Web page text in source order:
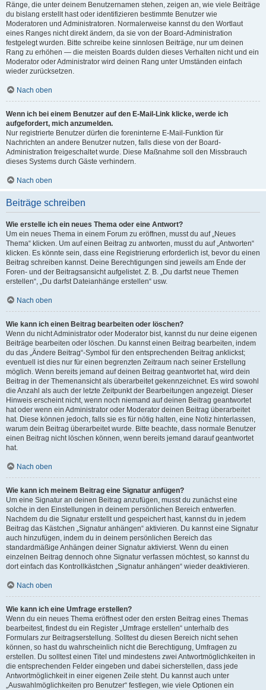
Ränge, die unter deinem Benutzernamen stehen, zeigen an, wie viele Beiträge
du bislang erstellt hast oder identifizieren bestimmte Benutzer wie
Moderatoren und Administratoren. Normalerweise kannst du den Wortlaut
eines Ranges nicht direkt ändern, da sie von der Board-Administration
festgelegt wurden. Bitte schreibe keine sinnlosen Beiträge, nur um deinen
Rang zu erhöhen — die meisten Boards dulden dieses Verhalten nicht und ein
Moderator oder Administrator wird deinen Rang unter Umständen einfach
wieder zurücksetzen.
Nach oben
Wenn ich bei einem Benutzer auf den E-Mail-Link klicke, werde ich
aufgefordert, mich anzumelden.
Nur registrierte Benutzer dürfen die foreninterne E-Mail-Funktion für
Nachrichten an andere Benutzer nutzen, falls diese von der Board-
Administration freigeschaltet wurde. Diese Maßnahme soll den Missbrauch
dieses Systems durch Gäste verhindern.
Nach oben
Beiträge schreiben
Wie erstelle ich ein neues Thema oder eine Antwort?
Um ein neues Thema in einem Forum zu eröffnen, musst du auf „Neues
Thema“ klicken. Um auf einen Beitrag zu antworten, musst du auf „Antworten“
klicken. Es könnte sein, dass eine Registrierung erforderlich ist, bevor du einen
Beitrag schreiben kannst. Deine Berechtigungen sind jeweils am Ende der
Foren- und der Beitragsansicht aufgelistet. Z. B. „Du darfst neue Themen
erstellen“, „Du darfst Dateianhänge erstellen“ usw.
Nach oben
Wie kann ich einen Beitrag bearbeiten oder löschen?
Wenn du nicht Administrator oder Moderator bist, kannst du nur deine eigenen
Beiträge bearbeiten oder löschen. Du kannst einen Beitrag bearbeiten, indem
du das „Ändere Beitrag“-Symbol für den entsprechenden Beitrag anklickst;
eventuell ist dies nur für einen begrenzten Zeitraum nach seiner Erstellung
möglich. Wenn bereits jemand auf deinen Beitrag geantwortet hat, wird dein
Beitrag in der Themenansicht als überarbeitet gekennzeichnet. Es wird sowohl
die Anzahl als auch der letzte Zeitpunkt der Bearbeitungen angezeigt. Dieser
Hinweis erscheint nicht, wenn noch niemand auf deinen Beitrag geantwortet
hat oder wenn ein Administrator oder Moderator deinen Beitrag überarbeitet
hat. Diese können jedoch, falls sie es für nötig halten, eine Notiz hinterlassen,
warum dein Beitrag überarbeitet wurde. Bitte beachte, dass normale Benutzer
einen Beitrag nicht löschen können, wenn bereits jemand darauf geantwortet
hat.
Nach oben
Wie kann ich meinem Beitrag eine Signatur anfügen?
Um eine Signatur an deinen Beitrag anzufügen, musst du zunächst eine
solche in den Einstellungen in deinem persönlichen Bereich entwerfen.
Nachdem du die Signatur erstellt und gespeichert hast, kannst du in jedem
Beitrag das Kästchen „Signatur anhängen“ aktivieren. Du kannst eine Signatur
auch hinzufügen, indem du in deinem persönlichen Bereich das
standardmäßige Anhängen deiner Signatur aktivierst. Wenn du einen
einzelnen Beitrag dennoch ohne Signatur verfassen möchtest, so kannst du
dort einfach das Kontrollkästchen „Signatur anhängen“ wieder deaktivieren.
Nach oben
Wie kann ich eine Umfrage erstellen?
Wenn du ein neues Thema eröffnest oder den ersten Beitrag eines Themas
bearbeitest, findest du ein Register „Umfrage erstellen“ unterhalb des
Formulars zur Beitragserstellung. Solltest du diesen Bereich nicht sehen
können, so hast du wahrscheinlich nicht die Berechtigung, Umfragen zu
erstellen. Du solltest einen Titel und mindestens zwei Antwortmöglichkeiten in
die entsprechenden Felder eingeben und dabei sicherstellen, dass jede
Antwortmöglichkeit in einer eigenen Zeile steht. Du kannst auch unter
„Auswahlmöglichkeiten pro Benutzer“ festlegen, wie viele Optionen ein